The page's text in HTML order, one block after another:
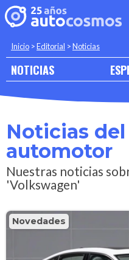
Inicio >Editorial >Noticias
NOTICIAS
Noticias
automotor
Nuestras noticias
'Volkswagen'
Novedades